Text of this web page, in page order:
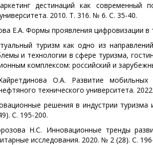
дестинаций как современный
2010. Т. 316. № 6. С. 35-40.
Е.А. Формы проявления цифровизации в
туризм как одно из
и технологии в сфере туризма,
комплексом: российский и
О.А. Развитие
технического университета.
решения в индустрии туризма
С. 195-200.
Н.С. Инновационные тренды
исследования. 2020. № 2 (28). C.